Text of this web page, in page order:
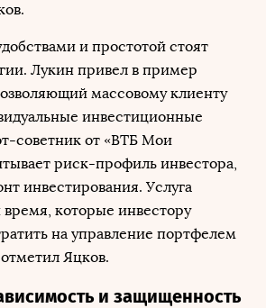
и простотой стоят
Лукин привел в пример
массовому клиенту
инвестиционные
советник от «ВТБ Мои
риск-профиль инвестора,
инвестирования. Услуга
которые инвестору
на управление портфелем
Яцков.
и защищенность